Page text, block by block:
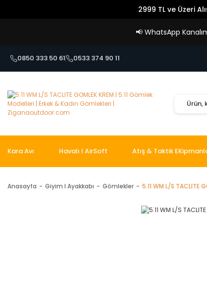
2999 TL ve Üzeri
📢 WhatsApp
0850 333 50 61 0533 374 90 11
Kara Avı Havalı I AirSoft Atış & Taktik
Anasayfa Giyim I Ayakkabı Gömlekler 5.11 WM L/S TACLITE